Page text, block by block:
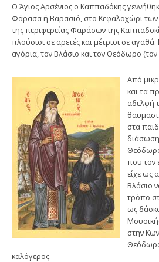
Ο Άγιος Αρσένιος ο Καππαδόκης
Φάρασα ή Βαρασιό, στο Κεφαλοχώρι των
της περιφερείας Φαράσων της
πλούσιοι σε αρετές και μέτριοι σε
αγόρια, τον Βλάσιο και τον Θεόδωρο (τον
Από
και τα
αδελφή
στα
που τον
είχε ως
Βλάσιο
τρόπο
ως
στην
Θεόδωρο
καλόγερος.